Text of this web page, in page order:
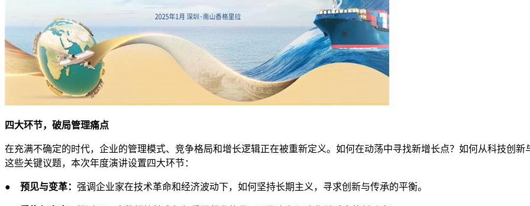
四大环节，破局管理痛点
在充满不确定的时代，企业的管理模式、竞争格局和增长逻辑正在被重新定义。如何在动荡中寻找新增长点？如何从科技创
这些关键议题，本次年度演讲设置四大环节：
● 预见与变革： 强调企业家在技术革命和经济波动下，如何坚持长期主义，寻求创新与传承的平衡。